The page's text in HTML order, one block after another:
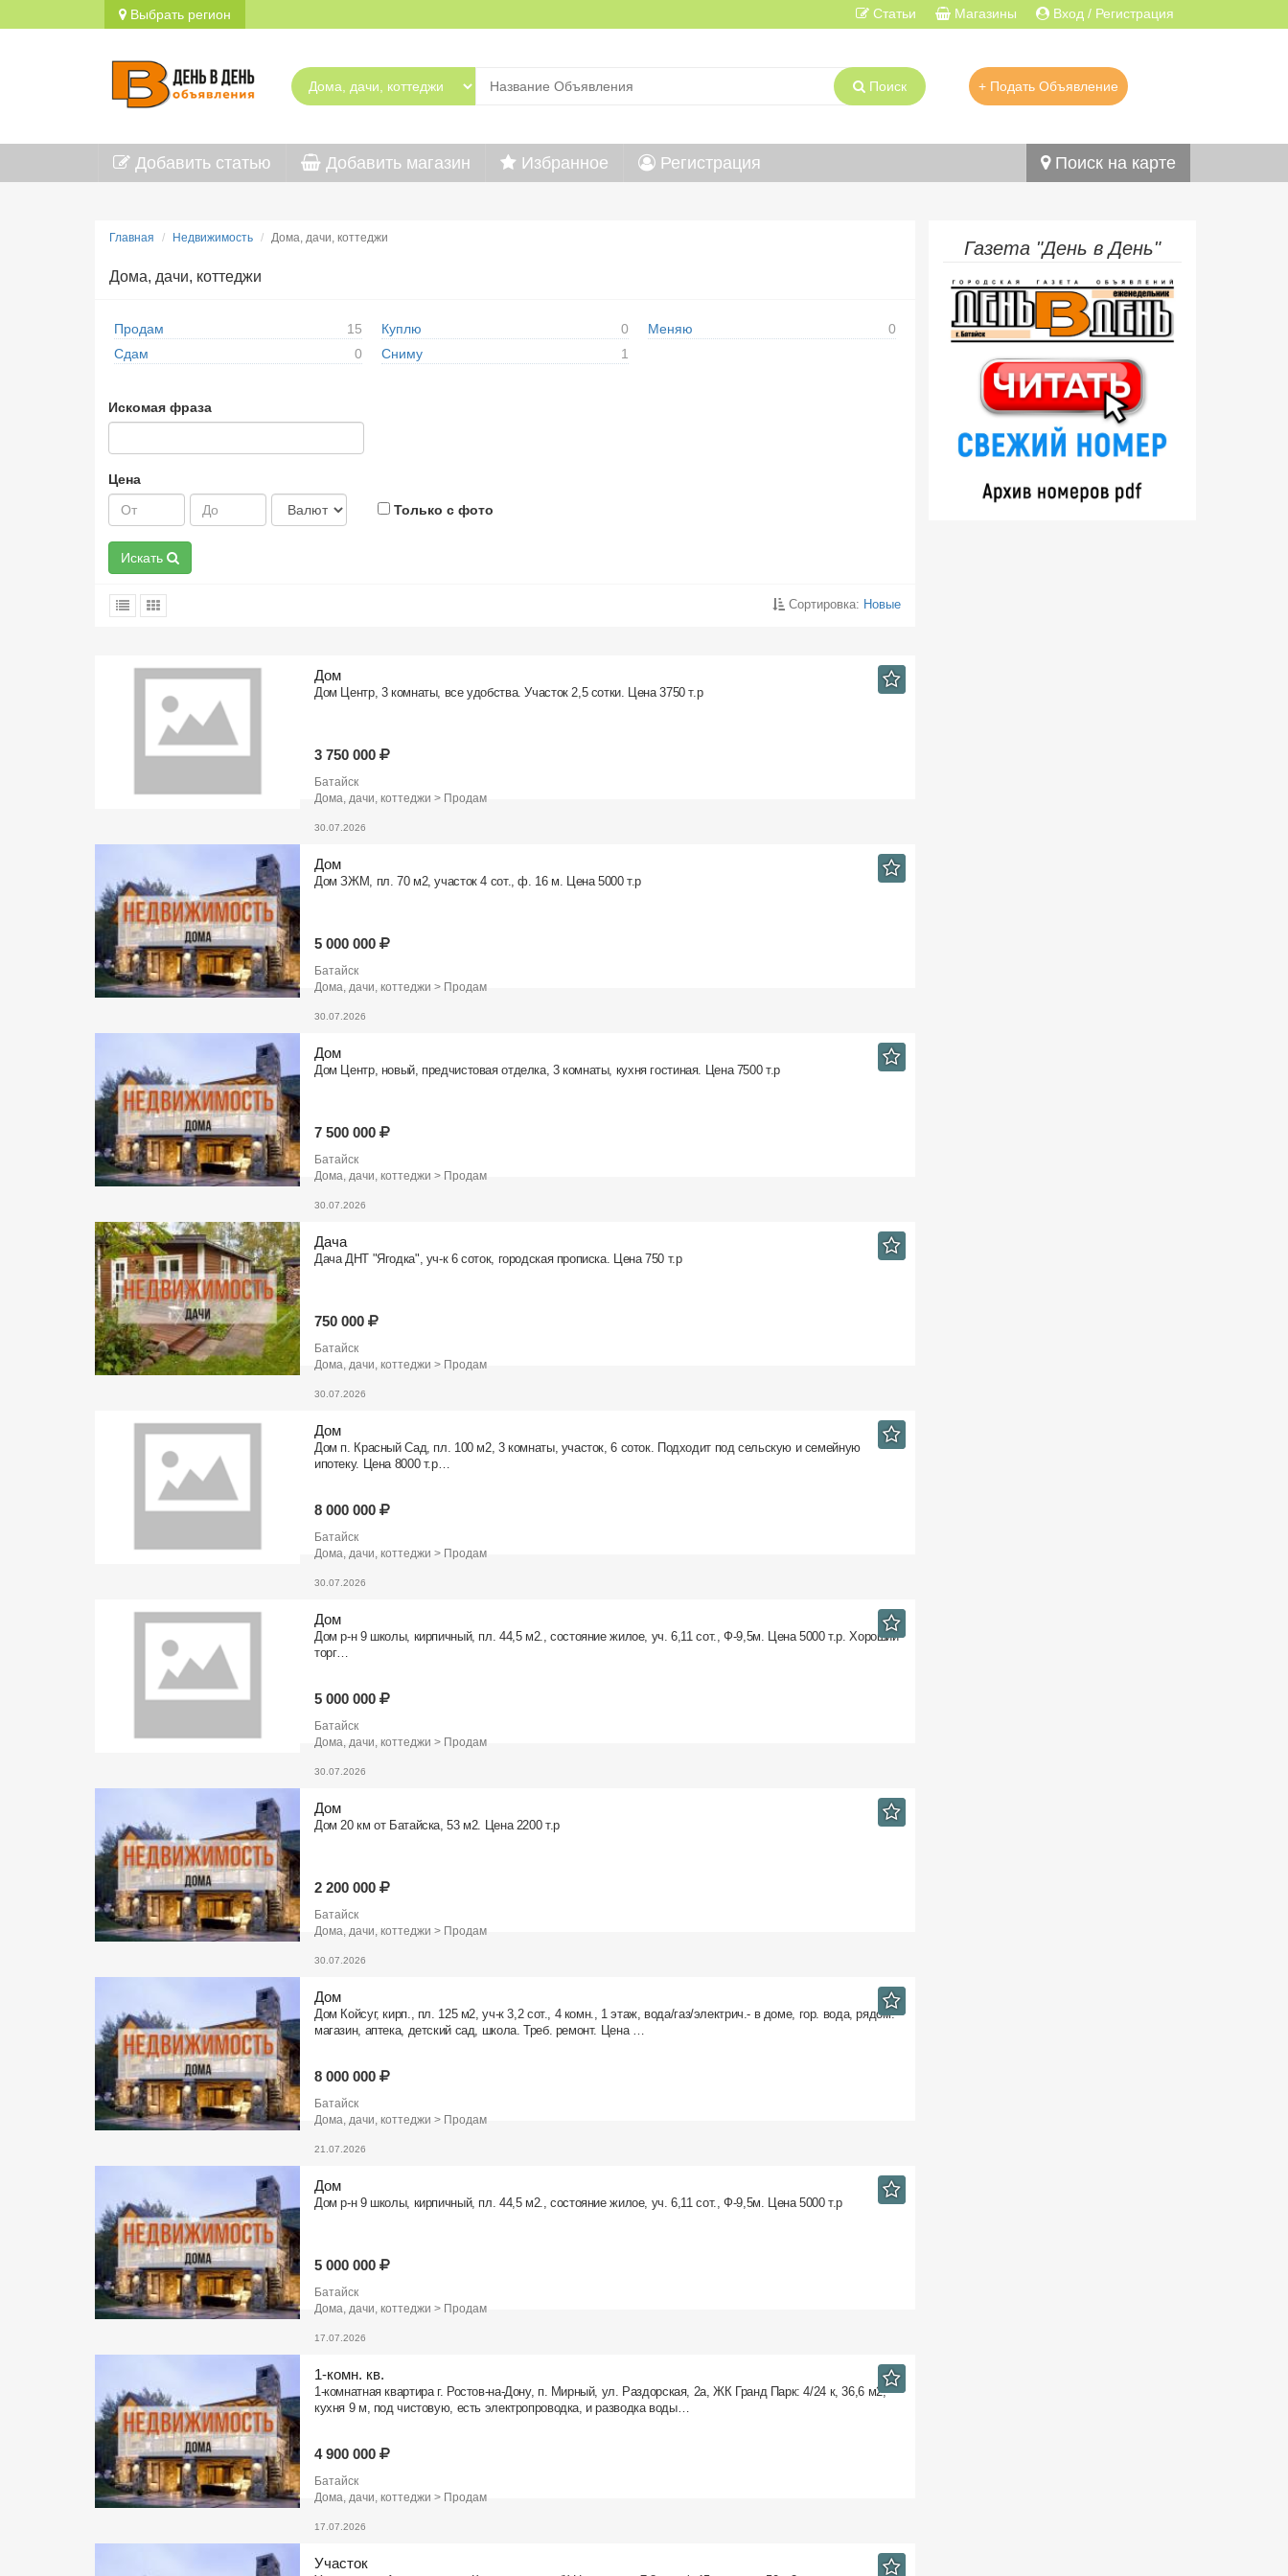
Выбрать регион Вход / Регистрация
Магазины
Статьи
Поиск + Подать Объявление
Добавить статью Добавить магазин Избранное Регистрация Поиск на карте
Главная Недвижимость Дома, дачи, коттеджи
Дома, дачи, коттеджи
Продам
15
Сдам
0
Куплю
0
Сниму
1
Меняю 0
Искомая фраза
Цена
Только с фото
Искать
Сортировка: Новые
Дом
Дом Центр, 3 комнаты, все удобства. Участок 2,5 сотки. Цена 3750 т.р
3 750 000
Батайск
Дома, дачи, коттеджи > Продам
30.07.2026
Дом
Дом ЗЖМ, пл. 70 м2, участок 4 сот., ф. 16 м. Цена 5000 т.р
5 000 000
Батайск
Дома, дачи, коттеджи > Продам
30.07.2026
Дом
Дом Центр, новый, предчистовая отделка, 3 комнаты, кухня гостиная. Цена 7500 т.р
7 500 000
Батайск
Дома, дачи, коттеджи > Продам
30.07.2026
Дача
Дача ДНТ "Ягодка", уч-к 6 соток, городская прописка. Цена 750 т.р
750 000
Батайск
Дома, дачи, коттеджи > Продам
30.07.2026
Дом
Дом п. Красный Сад, пл. 100 м2, 3 комнаты, участок, 6 соток. Подходит под сельскую и семейную
ипотеку. Цена 8000 т.р…
8 000 000
Батайск
Дома, дачи, коттеджи > Продам
30.07.2026
Дом
Дом р-н 9 школы, кирпичный, пл. 44,5 м2., состояние жилое, уч. 6,11 сот., Ф-9,5м. Цена 5000 т.р. Хороший
торг…
5 000 000
Батайск
Дома, дачи, коттеджи > Продам
30.07.2026
Дом
Дом 20 км от Батайска, 53 м2. Цена 2200 т.р
2 200 000
Батайск
Дома, дачи, коттеджи > Продам
30.07.2026
Дом
Дом Койсуг, кирп., пл. 125 м2, уч-к 3,2 сот., 4 комн., 1 этаж, вода/газ/электрич.- в доме, гор. вода, рядом:
магазин, аптека, детский сад, школа. Треб. ремонт. Цена …
8 000 000
Батайск
Дома, дачи, коттеджи > Продам
21.07.2026
Дом
Дом р-н 9 школы, кирпичный, пл. 44,5 м2., состояние жилое, уч. 6,11 сот., Ф-9,5м. Цена 5000 т.р
5 000 000
Батайск
Дома, дачи, коттеджи > Продам
17.07.2026
1-комн. кв.
1-комнатная квартира г. Ростов-на-Дону, п. Мирный, ул. Раздорская, 2а, ЖК Гранд Парк: 4/24 к, 36,6 м2,
кухня 9 м, под чистовую, есть электропроводка, и разводка воды…
4 900 000
Батайск
Дома, дачи, коттеджи > Продам
17.07.2026
Участок
Газета "День в День"